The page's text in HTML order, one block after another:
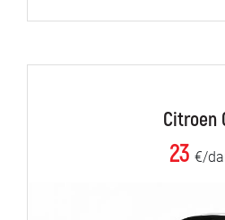
Citroen
23 €/